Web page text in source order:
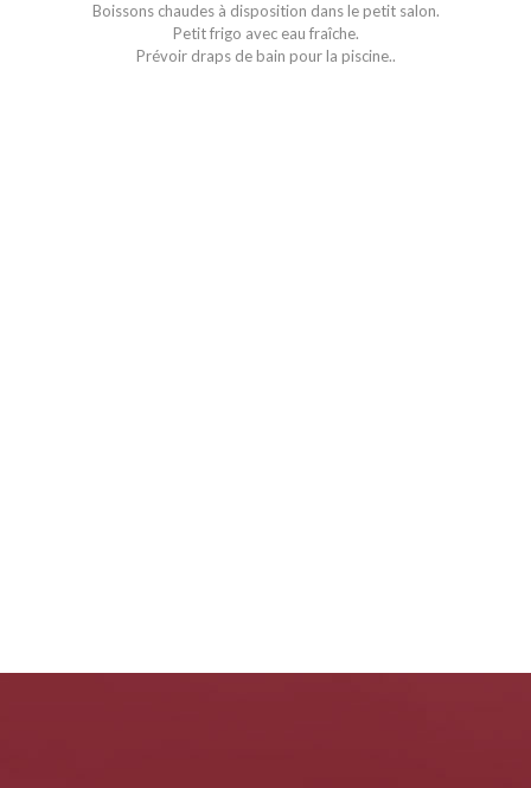
Boissons chaudes à disposition dans le petit salon.
Petit frigo avec eau fraîche.
Prévoir draps de bain pour la piscine..